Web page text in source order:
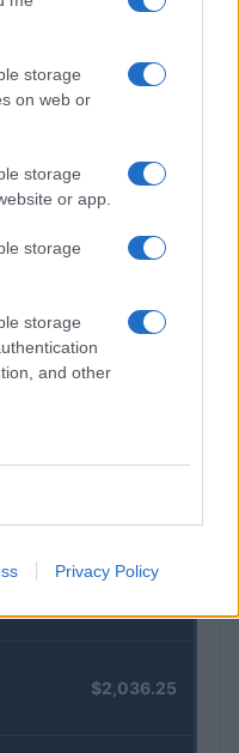
storage
on web or
storage
or app.
storage
storage
and other
Privacy Policy
$83,270.00
$0.032
$2,036.25